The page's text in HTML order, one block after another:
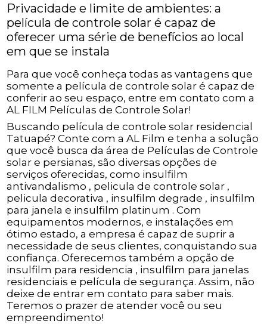
Privacidade e limite de ambientes: a
película de controle solar é capaz de
oferecer uma série de benefícios ao local
em que se instala
Para que você conheça todas as vantagens que
somente a película de controle solar é capaz de
conferir ao seu espaço, entre em contato com a
AL FILM Películas de Controle Solar!
Buscando película de controle solar residencial
Tatuapé? Conte com a AL Film e tenha a solução
que você busca da área de Películas de Controle
solar e persianas, são diversas opções de
serviços oferecidas, como insulfilm
antivandalismo , pelicula de controle solar ,
pelicula decorativa , insulfilm degrade , insulfilm
para janela e insulfilm platinum . Com
equipamentos modernos, e instalações em
ótimo estado, a empresa é capaz de suprir a
necessidade de seus clientes, conquistando sua
confiança. Oferecemos também a opção de
insulfilm para residencia , insulfilm para janelas
residenciais e película de segurança. Assim, não
deixe de entrar em contato para saber mais.
Teremos o prazer de atender você ou seu
empreendimento!